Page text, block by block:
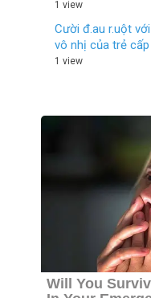
1 view
Cười đ.au r.uột
vô nhị của trẻ cấp
1 view